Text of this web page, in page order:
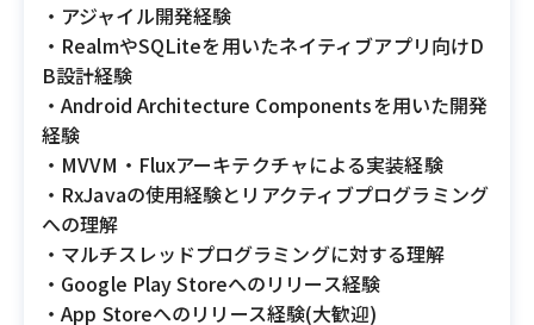
・アジャイル開発経験
・RealmやSQLiteを用いたネイティブアプリ向けD
B設計経験
・Android Architecture Componentsを用いた開発
経験
・MVVM・Fluxアーキテクチャによる実装経験
・RxJavaの使用経験とリアクティブプログラミング
への理解
・マルチスレッドプログラミングに対する理解
・Google Play Storeへのリリース経験
・App Storeへのリリース経験(大歓迎)